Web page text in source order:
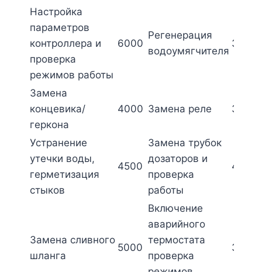
Настройка
параметров
контроллера и
проверка
режимов работы
6000
Регенерация
водоумягчителя
3750
Замена
концевика/
геркона
4000 Замена реле 3000
Устранение
утечки воды,
герметизация
стыков
4500
Замена трубок
дозаторов и
проверка
работы
4000
Замена сливного
шланга
5000
Включение
аварийного
термостата
проверка
3500